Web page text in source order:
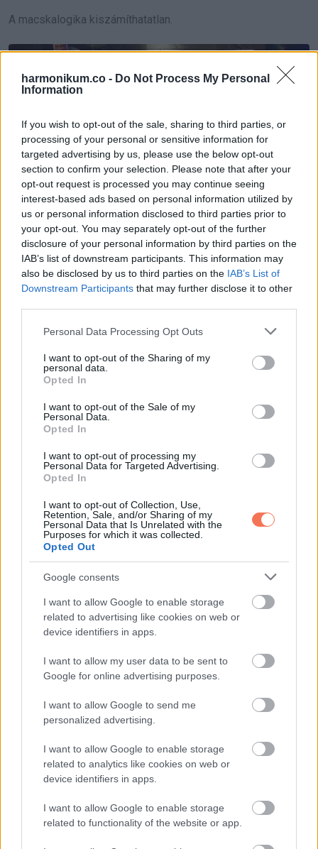
harmonikum.co - Do Not Process My Personal
Information
If you wish to opt-out of the sale, sharing to third parties, or
processing of your personal or sensitive information for
targeted advertising by us, please use the below opt-out
section to confirm your selection. Please note that after your
opt-out request is processed you may continue seeing
interest-based ads based on personal information utilized by
us or personal information disclosed to third parties prior to
your opt-out. You may separately opt-out of the further
disclosure of your personal information by third parties on the
IAB’s list of downstream participants. This information may
also be disclosed by us to third parties on the IAB’s List of
Downstream Participants that may further disclose it to other
Please note that this website/app uses one or more Google
not limited to your visit or usage behaviour. You may click to
grant or deny consent to Google and its third-party tags to
use your data for below specified purposes in below Google
consent section.
Personal Data Processing Opt Outs
I want to opt-out of the Sharing of my
personal data.
Opted In
I want to opt-out of the Sale of my
Personal Data.
Opted In
I want to opt-out of processing my
Personal Data for Targeted Advertising.
Opted In
I want to opt-out of Collection, Use,
Retention, Sale, and/or Sharing of my
Personal Data that Is Unrelated with the
Purposes for which it was collected.
Opted Out
Google consents
I want to allow Google to enable storage
related to advertising like cookies on web or
device identifiers in apps.
I want to allow my user data to be sent to
Google for online advertising purposes.
I want to allow Google to send me
personalized advertising.
I want to allow Google to enable storage
related to analytics like cookies on web or
device identifiers in apps.
I want to allow Google to enable storage
related to functionality of the website or app.
A macskalogika kiszámíthatatlan.
,,Erre keltem ma reggel.”
,,Így eszik a haverom macskája.”